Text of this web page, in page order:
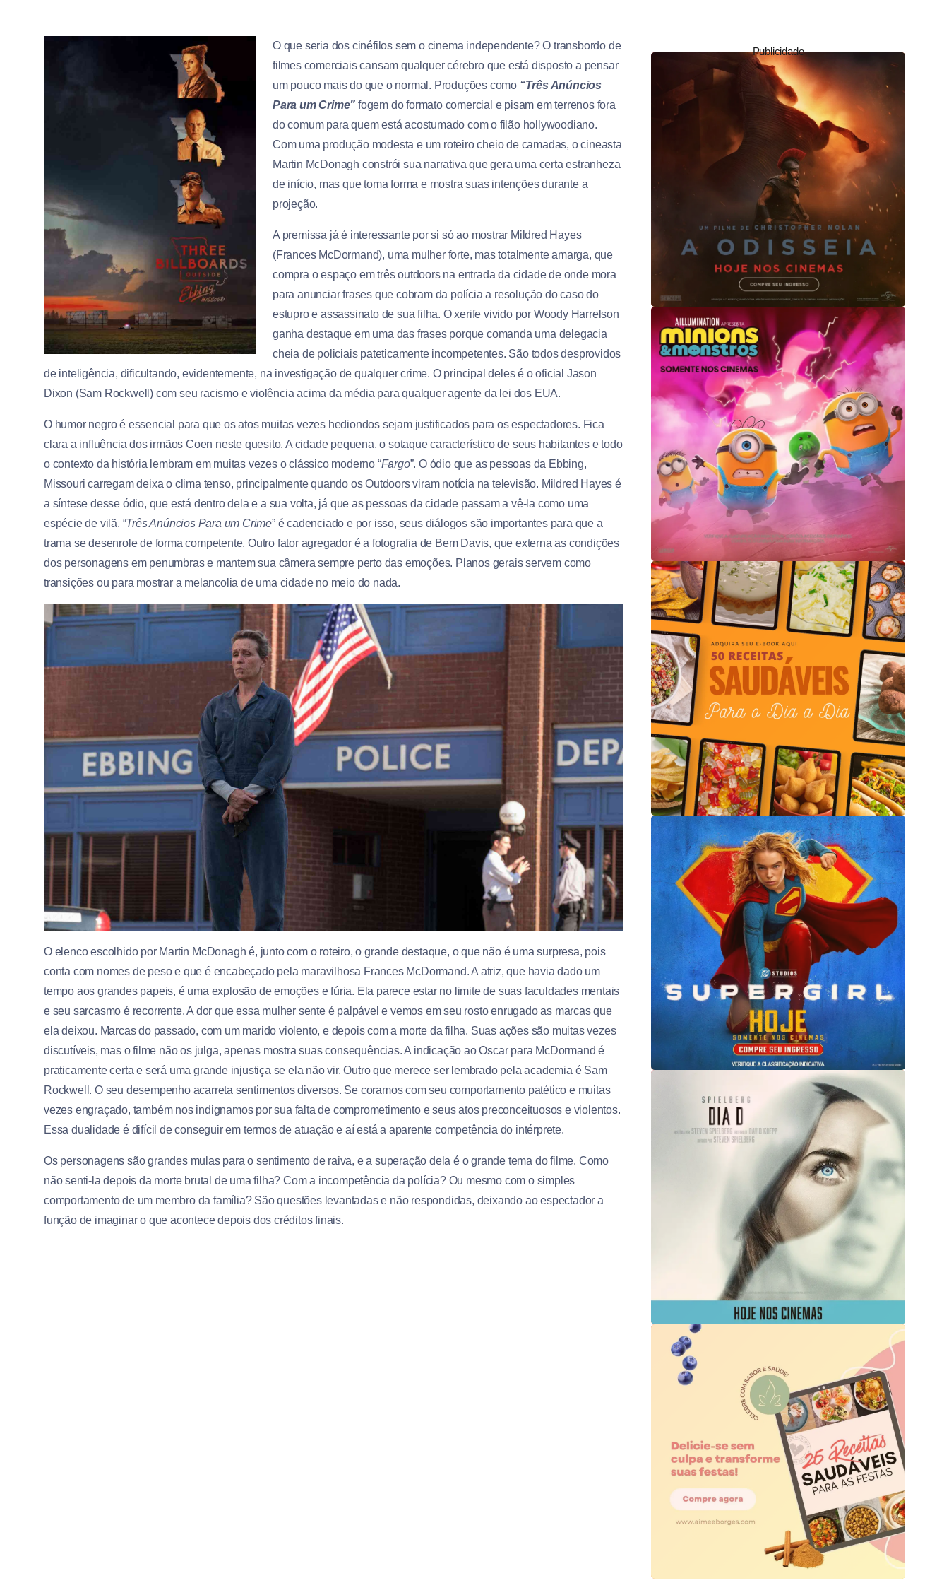
O que seria dos cinéfilos sem o cinema independente? O transbordo de
filmes comerciais cansam qualquer cérebro que está disposto a pensar
um pouco mais do que o normal. Produções como “Três Anúncios
Para um Crime” fogem do formato comercial e pisam em terrenos fora
do comum para quem está acostumado com o filão hollywoodiano.
Com uma produção modesta e um roteiro cheio de camadas, o cineasta
Martin McDonagh constrói sua narrativa que gera uma certa estranheza
de início, mas que toma forma e mostra suas intenções durante a
projeção.
A premissa já é interessante por si só ao mostrar Mildred Hayes
(Frances McDormand), uma mulher forte, mas totalmente amarga, que
compra o espaço em três outdoors na entrada da cidade de onde mora
para anunciar frases que cobram da polícia a resolução do caso do
estupro e assassinato de sua filha. O xerife vivido por Woody Harrelson
ganha destaque em uma das frases porque comanda uma delegacia
cheia de policiais pateticamente incompetentes. São todos desprovidos
de inteligência, dificultando, evidentemente, na investigação de qualquer crime. O principal deles é o oficial Jason
Dixon (Sam Rockwell) com seu racismo e violência acima da média para qualquer agente da lei dos EUA.
O humor negro é essencial para que os atos muitas vezes hediondos sejam justificados para os espectadores. Fica
clara a influência dos irmãos Coen neste quesito. A cidade pequena, o sotaque característico de seus habitantes e todo
o contexto da história lembram em muitas vezes o clássico moderno “Fargo”. O ódio que as pessoas da Ebbing,
Missouri carregam deixa o clima tenso, principalmente quando os Outdoors viram notícia na televisão. Mildred Hayes é
a síntese desse ódio, que está dentro dela e a sua volta, já que as pessoas da cidade passam a vê-la como uma
espécie de vilã. “Três Anúncios Para um Crime” é cadenciado e por isso, seus diálogos são importantes para que a
trama se desenrole de forma competente. Outro fator agregador é a fotografia de Bem Davis, que externa as condições
dos personagens em penumbras e mantem sua câmera sempre perto das emoções. Planos gerais servem como
transições ou para mostrar a melancolia de uma cidade no meio do nada.
O elenco escolhido por Martin McDonagh é, junto com o roteiro, o grande destaque, o que não é uma surpresa, pois
conta com nomes de peso e que é encabeçado pela maravilhosa Frances McDormand. A atriz, que havia dado um
tempo aos grandes papeis, é uma explosão de emoções e fúria. Ela parece estar no limite de suas faculdades mentais
e seu sarcasmo é recorrente. A dor que essa mulher sente é palpável e vemos em seu rosto enrugado as marcas que
ela deixou. Marcas do passado, com um marido violento, e depois com a morte da filha. Suas ações são muitas vezes
discutíveis, mas o filme não os julga, apenas mostra suas consequências. A indicação ao Oscar para McDormand é
praticamente certa e será uma grande injustiça se ela não vir. Outro que merece ser lembrado pela academia é Sam
Rockwell. O seu desempenho acarreta sentimentos diversos. Se coramos com seu comportamento patético e muitas
vezes engraçado, também nos indignamos por sua falta de comprometimento e seus atos preconceituosos e violentos.
Essa dualidade é difícil de conseguir em termos de atuação e aí está a aparente competência do intérprete.
Os personagens são grandes mulas para o sentimento de raiva, e a superação dela é o grande tema do filme. Como
não senti-la depois da morte brutal de uma filha? Com a incompetência da polícia? Ou mesmo com o simples
comportamento de um membro da família? São questões levantadas e não respondidas, deixando ao espectador a
função de imaginar o que acontece depois dos créditos finais.
Publicidade